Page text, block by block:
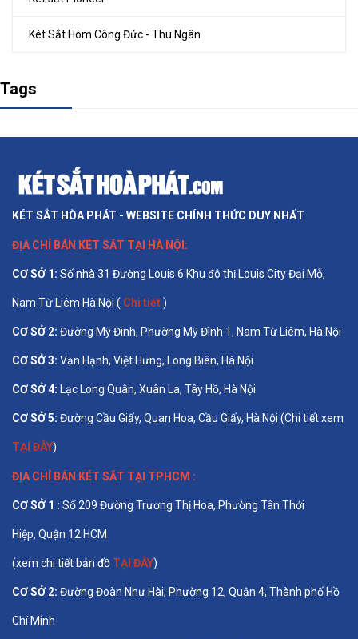
Két Sắt Hòm Công Đức - Thu Ngân
Tags
KÉT SẮT HÒA PHÁT - WEBSITE CHÍNH THỨC DUY NHẤT
ĐỊA CHỈ BÁN KÉT SẮT TẠI HÀ NỘI :
CƠ SỞ 1: Số nhà 31 Đường Louis 6 Khu đô thị Louis City Đại Mỗ,
Nam Từ Liêm Hà Nội ( Chi tiết)
CƠ SỞ 2: Đường Mỹ Đình, Phường Mỹ Đình 1, Nam Từ Liêm, Hà Nội
CƠ SỞ 3: Vạn Hạnh, Việt Hưng, Long Biên, Hà Nội
CƠ SỞ 4: Lạc Long Quân, Xuân La, Tây Hồ, Hà Nội
CƠ SỞ 5: Đường Cầu Giấy, Quan Hoa, Cầu Giấy, Hà Nội (Chi tiết xem
TẠI ĐÂY)
ĐỊA CHỈ BÁN KÉT SẮT TẠI TPHCM :
CƠ SỞ 1 : Số 209 Đường Trương Thị Hoa, Phường Tân Thới
Hiệp, Quận 12 HCM
(xem chi tiết bản đồ TẠI ĐÂY)
CƠ SỞ 2: Đường Đoàn Như Hài, Phường 12, Quận 4, Thành phố Hồ
Chí Minh